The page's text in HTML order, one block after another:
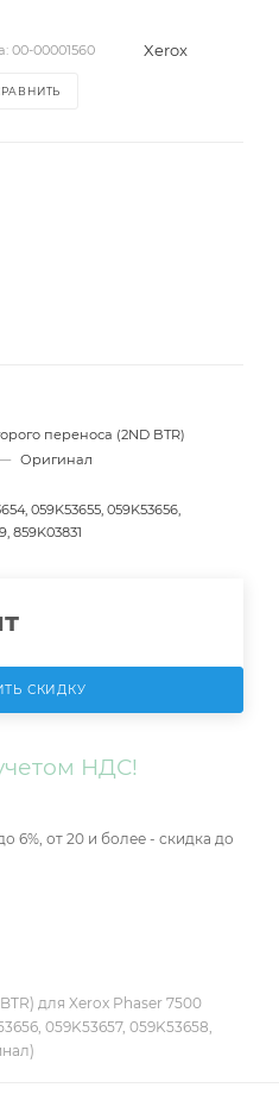
00-00001560 Xerox
переноса (2ND BTR)
Оригинал
059K53655, 059K53656,
859K03831
СКИДКУ
НДС!
6%, от 20 и более - скидка до
для Xerox Phaser 7500
059K53657, 059K53658,